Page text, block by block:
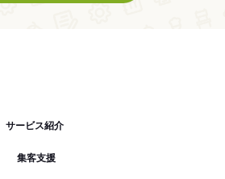
サービス紹介
集客支援